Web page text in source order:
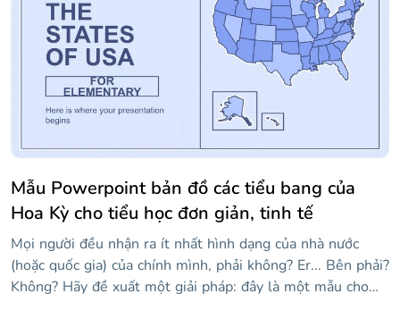
Mẫu Powerpoint bản đồ các tiểu bang của
Hoa Kỳ cho tiểu học đơn giản, tinh tế
Mọi người đều nhận ra ít nhất hình dạng của nhà nước
(hoặc quốc gia) của chính mình, phải không? Er... Bên phải?
Không? Hãy đề xuất một giải pháp: đây là một mẫu cho